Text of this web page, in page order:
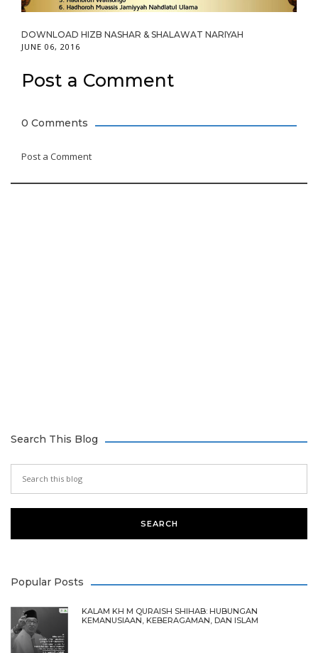
DOWNLOAD HIZB NASHAR & SHALAWAT NARIYAH
JUNE 06, 2016
Post a Comment
0 Comments
Post a Comment
Search This Blog
Popular Posts
KALAM KH M QURAISH SHIHAB: HUBUNGAN
KEMANUSIAAN, KEBERAGAMAN, DAN ISLAM